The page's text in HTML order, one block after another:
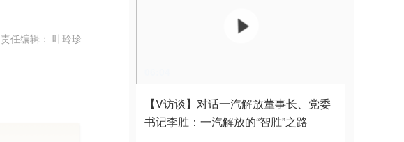
责任编辑： 叶玲珍
【V访谈】对话一汽解放董事长、党委
书记李胜：一汽解放的“智胜”之路